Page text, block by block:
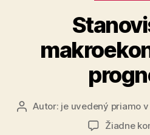
AutorAutor: je uvedený priamo
Žiadne